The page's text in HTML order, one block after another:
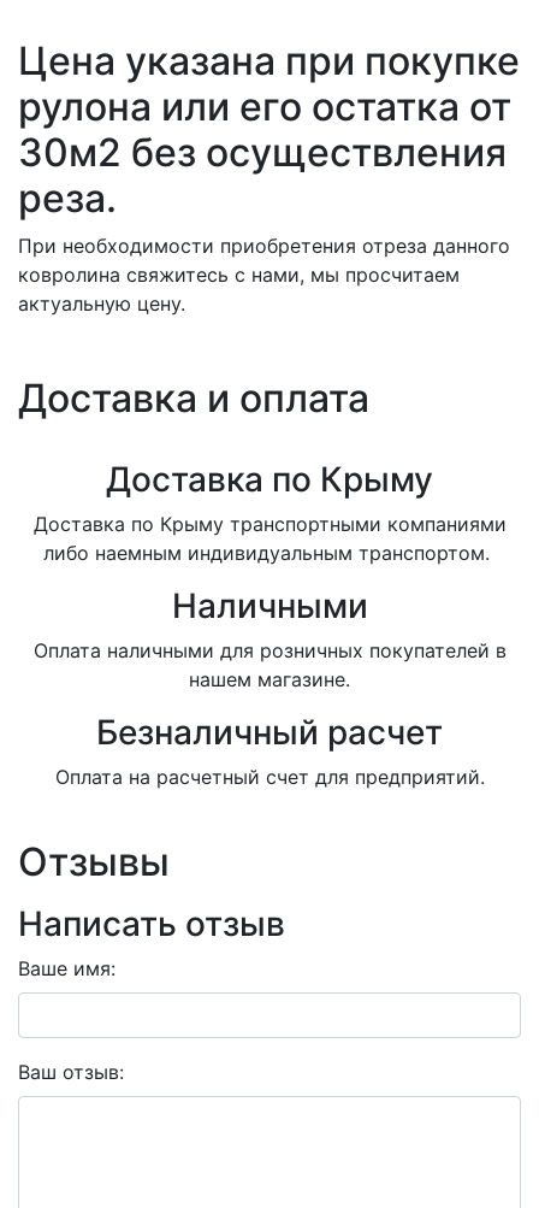
Цена указана при покупке
рулона или его остатка от
30м2 без осуществления
реза.
При необходимости приобретения отреза данного
ковролина свяжитесь с нами, мы просчитаем
актуальную цену.
Доставка и оплата
Доставка по Крыму
Доставка по Крыму транспортными компаниями
либо наемным индивидуальным транспортом.
Наличными
Оплата наличными для розничных покупателей в
нашем магазине.
Безналичный расчет
Оплата на расчетный счет для предприятий.
Отзывы
Написать отзыв
Ваше имя:
Ваш отзыв: